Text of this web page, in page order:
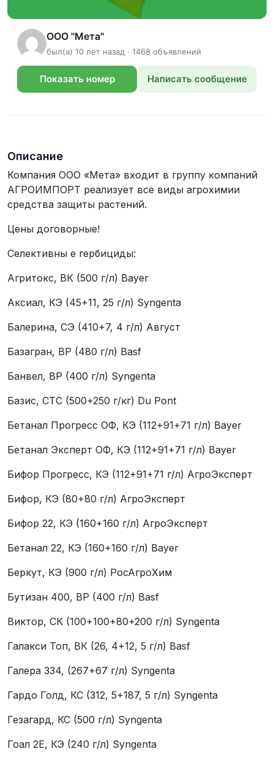
ООО "Мета"
был(а) 10 лет назад · 1468 объявлений
Показать номер Написать сообщение
Описание
Компания ООО «Мета» входит в группу компаний
АГРОИМПОРТ реализует все виды агрохимии
средства защиты растений.
Цены договорные!
Селективны е гербициды:
Агритокс, ВК (500 г/л) Bayer
Аксиал, КЭ (45+11, 25 г/л) Syngentа
Балерина, СЭ (410+7, 4 г/л) Август
Базагран, ВР (480 г/л) Basf
Банвел, ВР (400 г/л) Syngentа
Базис, СТС (500+250 г/кг) Du Pont
Бетанал Прогресс ОФ, КЭ (112+91+71 г/л) Bayer
Бетанал Эксперт ОФ, КЭ (112+91+71 г/л) Bayer
Бифор Прогресс, КЭ (112+91+71 г/л) АгроЭксперт
Бифор, КЭ (80+80 г/л) АгроЭксперт
Бифор 22, КЭ (160+160 г/л) АгроЭксперт
Бетанал 22, КЭ (160+160 г/л) Bayer
Беркут, КЭ (900 г/л) РосАгроХим
Бутизан 400, ВР (400 г/л) Basf
Виктор, СК (100+100+80+200 г/л) Syngentа
Галакси Топ, ВК (26, 4+12, 5 г/л) Basf
Галера 334, (267+67 г/л) Syngentа
Гардо Голд, КС (312, 5+187, 5 г/л) Syngentа
Гезагард, КС (500 г/л) Syngentа
Гоал 2Е, КЭ (240 г/л) Syngentа